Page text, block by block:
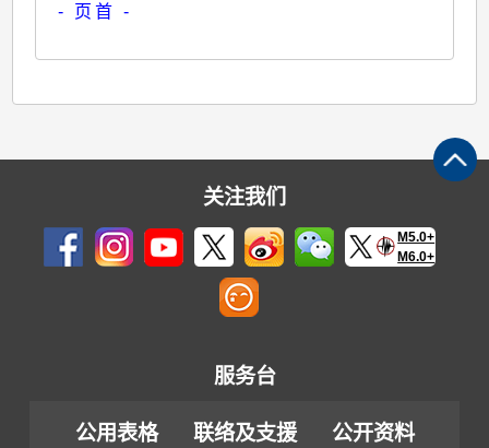
- 页首 -
关注我们
M5.0+
M6.0+
服务台
公用表格 联络及支援
公开资料